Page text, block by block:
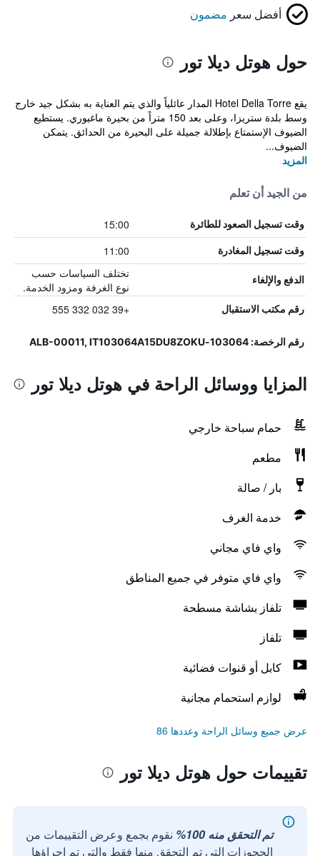
أفضل سعر مضمون
حول هوتل ديلا تور
يقع Hotel Della Torre المدار عائلياً والذي يتم العناية به بشكل جيد خارج
وسط بلدة ستريزا، وعلى بعد 150 متراً من بحيرة ماغيوري. يستطيع
الضيوف الإستمتاع بإطلالة جميلة على البحيرة من الحدائق. يتمكن
الضيوف...
المزيد
من الجيد أن تعلم
وقت تسجيل الصعود للطائرة 15:00
وقت تسجيل المغادرة 11:00
الدفع والإلغاء
تختلف السياسات حسب
نوع الغرفة ومزود الخدمة.
رقم مكتب الاستقبال +39 032 332 555
رقم الرخصة: 103064-ALB-00011, IT103064A15DU8ZOKU
المزايا ووسائل الراحة في هوتل ديلا تور
حمام سباحة خارجي
مطعم
بار / صالة
خدمة الغرف
واي فاي مجاني
واي فاي متوفر في جميع المناطق
تلفاز بشاشة مسطحة
تلفاز
كابل أو قنوات فضائية
لوازم استحمام مجانية
عرض جميع وسائل الراحة وعددها 86
تقييمات حول هوتل ديلا تور
تم التحقق منه 100%
نقوم بجمع وعرض التقييمات من
الحجوزات التي تم التحقق منها فقط والتي تم إجراؤها